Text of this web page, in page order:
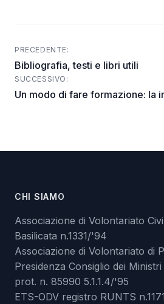
Post
navigation
PRECEDENTE:
Bibliografia, testi e libri utili
SUCCESSIVO:
Un modo di fare formazione: la
CHI SIAMO
Associazione di Volontariato
Basilicata n.1331/'94
Associazione di Volontariato di
Presidenza Consiglio dei
prot. n. 85990 5.1.1.4/'95
ETS-ODV registro RUNTS